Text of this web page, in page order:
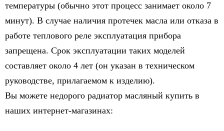
температуры (обычно этот процесс занимает около 7
минут). В случае наличия протечек масла или отказа в
работе теплового реле эксплуатация прибора
запрещена. Срок эксплуатации таких моделей
составляет около 4 лет (он указан в техническом
руководстве, прилагаемом к изделию).
Вы можете недорого радиатор масляный купить в
наших интернет-магазинах: